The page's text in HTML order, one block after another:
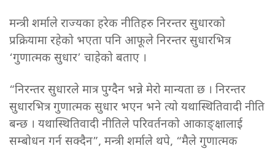
मन्त्री शर्माले राज्यका हरेक नीतिहरु निरन्तर सुधारको
प्रक्रियामा रहेको भएता पनि आफूले निरन्तर सुधारभित्र
‘गुणात्मक सुधार’ चाहेको बताए ।
“निरन्तर सुधारले मात्र पुग्दैन भन्ने मेरो मान्यता छ । निरन्तर
सुधारभित्र गुणात्मक सुधार भएन भने त्यो यथास्थितिवादी नीति
बन्छ । यथास्थितिवादी नीतिले परिवर्तनको आकाङ्क्षालाई
सम्बोधन गर्न सक्दैन”, मन्त्री शर्माले थपे, “मैले गुणात्मक